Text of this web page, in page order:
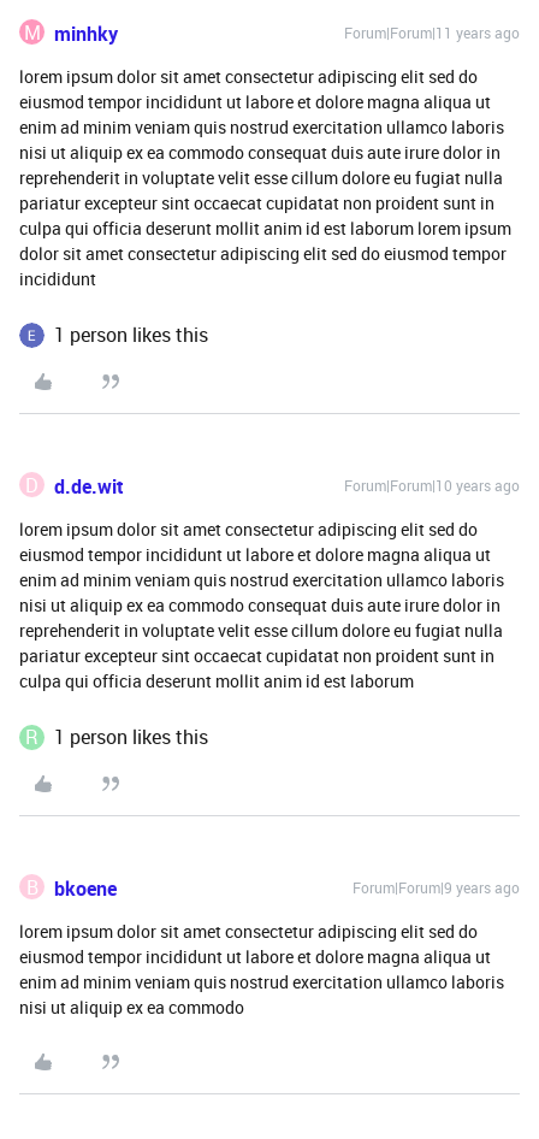
M minhky Forum|Forum|11 years ago
lorem ipsum dolor sit amet consectetur adipiscing elit sed do
eiusmod tempor incididunt ut labore et dolore magna aliqua ut
enim ad minim veniam quis nostrud exercitation ullamco laboris
nisi ut aliquip ex ea commodo consequat duis aute irure dolor in
reprehenderit in voluptate velit esse cillum dolore eu fugiat nulla
pariatur excepteur sint occaecat cupidatat non proident sunt in
culpa qui officia deserunt mollit anim id est laborum lorem ipsum
dolor sit amet consectetur adipiscing elit sed do eiusmod tempor
incididunt
1 person likes this
D d.de.wit Forum|Forum|10 years ago
lorem ipsum dolor sit amet consectetur adipiscing elit sed do
eiusmod tempor incididunt ut labore et dolore magna aliqua ut
enim ad minim veniam quis nostrud exercitation ullamco laboris
nisi ut aliquip ex ea commodo consequat duis aute irure dolor in
reprehenderit in voluptate velit esse cillum dolore eu fugiat nulla
pariatur excepteur sint occaecat cupidatat non proident sunt in
culpa qui officia deserunt mollit anim id est laborum
R 1 person likes this
B bkoene Forum|Forum|9 years ago
lorem ipsum dolor sit amet consectetur adipiscing elit sed do
eiusmod tempor incididunt ut labore et dolore magna aliqua ut
enim ad minim veniam quis nostrud exercitation ullamco laboris
nisi ut aliquip ex ea commodo